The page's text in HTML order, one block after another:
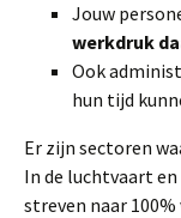
Jouw
werkdruk
Ook
hun tijd
Er zijn sectoren
In de luchtvaart
streven naar